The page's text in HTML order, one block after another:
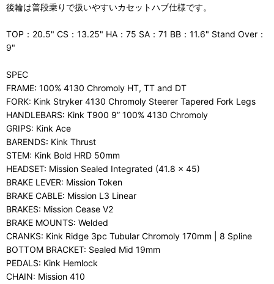
後輪は普段乗りで扱いやすいカセットハブ仕様です。
TOP：20.5" CS：13.25" HA：75 SA：71 BB：11.6" Stand Over：
9"
SPEC
FRAME: 100% 4130 Chromoly HT, TT and DT
FORK: Kink Stryker 4130 Chromoly Steerer Tapered Fork Legs
HANDLEBARS: Kink T900 9” 100% 4130 Chromoly
GRIPS: Kink Ace
BARENDS: Kink Thrust
STEM: Kink Bold HRD 50mm
HEADSET: Mission Sealed Integrated (41.8 x 45)
BRAKE LEVER: Mission Token
BRAKE CABLE: Mission L3 Linear
BRAKES: Mission Cease V2
BRAKE MOUNTS: Welded
CRANKS: Kink Ridge 3pc Tubular Chromoly 170mm | 8 Spline
BOTTOM BRACKET: Sealed Mid 19mm
PEDALS: Kink Hemlock
CHAIN: Mission 410